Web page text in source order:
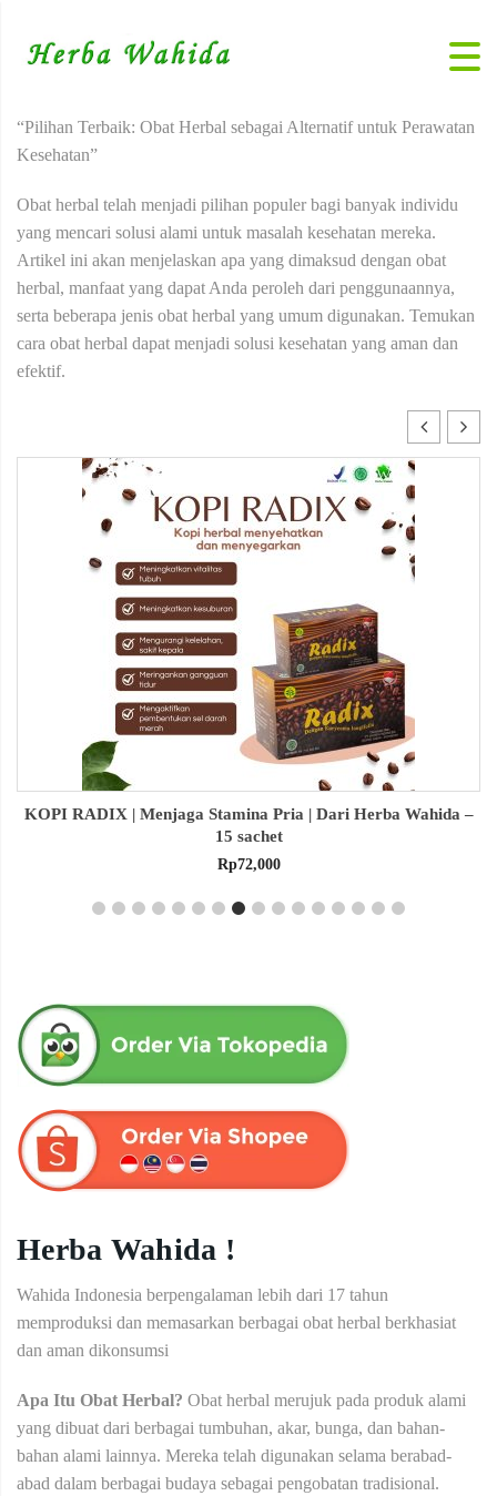
“Pilihan Terbaik: Obat Herbal sebagai Alternatif untuk Perawatan
Kesehatan”
Obat herbal telah menjadi pilihan populer bagi banyak individu
yang mencari solusi alami untuk masalah kesehatan mereka.
Artikel ini akan menjelaskan apa yang dimaksud dengan obat
herbal, manfaat yang dapat Anda peroleh dari penggunaannya,
serta beberapa jenis obat herbal yang umum digunakan. Temukan
cara obat herbal dapat menjadi solusi kesehatan yang aman dan
efektif.
Stamina Pria | Dari Herba Wahida –
Herba Wahida !
Wahida Indonesia berpengalaman lebih dari 17 tahun
memproduksi dan memasarkan berbagai obat herbal berkhasiat
dan aman dikonsumsi
Apa Itu Obat Herbal? Obat herbal merujuk pada produk alami
yang dibuat dari berbagai tumbuhan, akar, bunga, dan bahan-
bahan alami lainnya. Mereka telah digunakan selama berabad-
abad dalam berbagai budaya sebagai pengobatan tradisional.